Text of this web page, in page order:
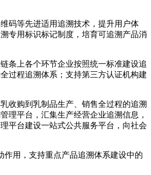
码等先进适用追溯技术，提升用户体
专用标识标记制度，培育可追溯产品消
条上各个环节企业按照统一标准建设追
过程追溯体系；支持第三方认证机构建
收购到乳制品生产、销售全过程的追溯
理平台，汇集生产经营企业追溯信息，
平台建设一站式公共服务平台，向社会
用，支持重点产品追溯体系建设中的